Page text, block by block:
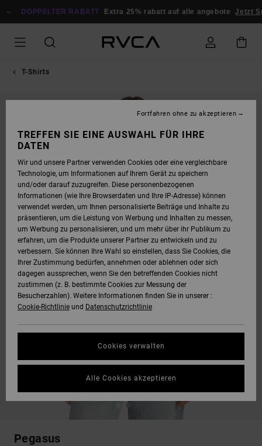
ZUR
DOPPELTER RABATT Extra 25% rabatt auf alle angebote Jetzt
T-Shirts
Pegasus
TREFFEN SIE EINE AUSWAHL FÜR IHRE
DATEN
Wir und unsere Partner verwenden Cookies oder eine vergleichbare
Technologie, um Informationen auf Ihrem Gerät zu speichern
und/oder darauf zuzugreifen. Diese personenbezogenen
Informationen (wie Ihre Browserdaten und Ihre IP-Adresse) können
verwendet werden, um Ihnen personalisierte Beiträge und Inhalte zu
präsentieren, um die Leistung von Werbung und Inhalten zu messen,
um Werbung zu personalisieren, und um mehr über ihr Publikum zu
erfahren, um die Produkte unserer Partner zu entwickeln und zu
verbessern. Sie können Ihre Wahl so einstellen, dass Sie Cookies, die
Ihrer Zustimmung bedürfen, annehmen oder ablehnen oder sich
dagegen aussprechen, wenn Sie den betreffenden Cookies nicht
zustimmen (z. B. bestimmte Cookies zur Messung der
Besucherzahlen). Weitere Informationen finden Sie in unserer :
Cookie-Richtlinie und Datenschutzrichtlinie
Cookies verwalten
Fortfahren ohne zu akzeptieren
Alle Cookies akzeptieren